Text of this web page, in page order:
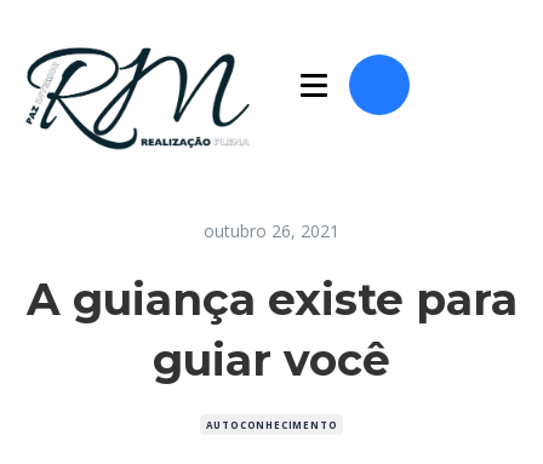
outubro 26, 2021
A guiança existe para
guiar você
AUTOCONHECIMENTO